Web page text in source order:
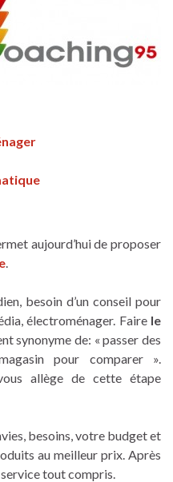
aujourd’hui de proposer
.
besoin d’un conseil pour
électroménager. Fairele
synonyme de: « passer des
pour comparer ».
allège de cette étape
besoins, votre budget et
au meilleur prix. Après
service tout compris.